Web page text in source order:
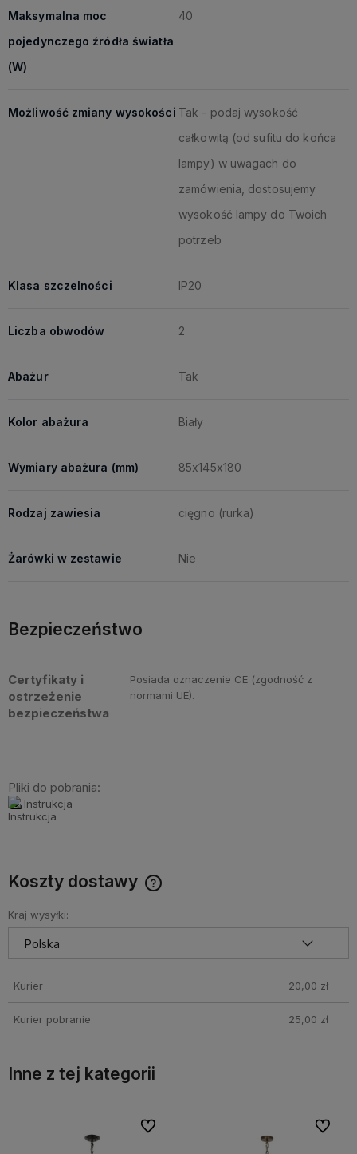
Maksymalna moc
pojedynczego źródła światła
(W)
40
Możliwość zmiany wysokości Tak - podaj wysokość
całkowitą (od sufitu do końca
lampy) w uwagach do
zamówienia, dostosujemy
wysokość lampy do Twoich
potrzeb
Klasa szczelności IP20
Liczba obwodów 2
Abażur Tak
Kolor abażura Biały
Wymiary abażura (mm) 85x145x180
Rodzaj zawiesia cięgno (rurka)
Żarówki w zestawie Nie
Bezpieczeństwo
Certyfikaty i
ostrzeżenie
bezpieczeństwa
Posiada oznaczenie CE (zgodność z
normami UE).
Pliki do pobrania:
Instrukcja
Koszty dostawy
Kraj wysyłki:
Kurier 20,00 zł
Kurier pobranie 25,00 zł
Inne z tej kategorii
Do ulubionych
Do ulubionych Do
Do